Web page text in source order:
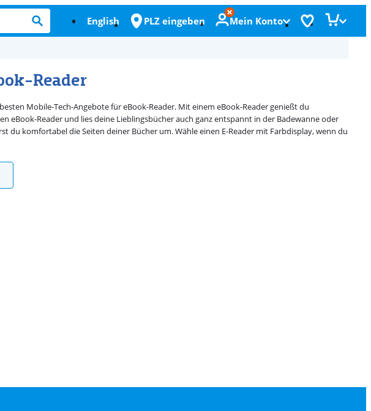
English PLZ eingeben Mein Konto
Reader
Mobile-Tech-Angebote für eBook-Reader. Mit einem eBook-Reader genießt du
eBook-Reader und lies deine Lieblingsbücher auch ganz entspannt in der Badewanne oder
du komfortabel die Seiten deiner Bücher um. Wähle einen E-Reader mit Farbdisplay, wenn du